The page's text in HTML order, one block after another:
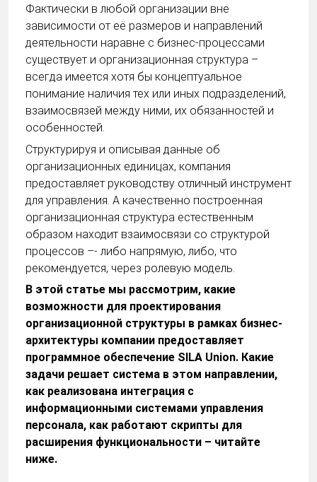
Фактически в любой организации вне
зависимости от её размеров и направлений
деятельности наравне с бизнес-процессами
существует и организационная структура –
всегда имеется хотя бы концептуальное
понимание наличия тех или иных подразделений,
взаимосвязей между ними, их обязанностей и
особенностей.
Структурируя и описывая данные об
организационных единицах, компания
предоставляет руководству отличный инструмент
для управления. А качественно построенная
организационная структура естественным
образом находит взаимосвязи со структурой
процессов –- либо напрямую, либо, что
рекомендуется, через ролевую модель.
В этой статье мы рассмотрим, какие
возможности для проектирования
организационной структуры в рамках бизнес-
архитектуры компании предоставляет
программное обеспечение SILA Union. Какие
задачи решает система в этом направлении,
как реализована интеграция с
информационными системами управления
персонала, как работают скрипты для
расширения функциональности – читайте
ниже.